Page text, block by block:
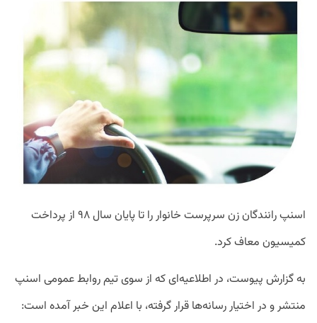
اسنپ رانندگان زن سرپرست خانوار را تا پایان سال ۹۸ از پرداخت
کمیسیون معاف کرد.
به گزارش پیوست، در اطلاعیه‌ای که از سوی تیم روابط عمومی اسنپ
منتشر و در اختیار رسانه‌ها قرار گرفته، با اعلام این خبر آمده است: